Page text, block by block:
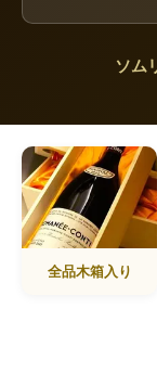
ソム
全品木箱入り